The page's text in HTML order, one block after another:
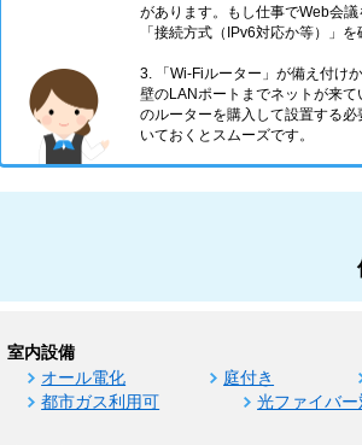
があります。もし仕事でWeb会
「接続方式（IPv6対応か等）」
3. 「Wi-Fiルーター」が備え付け
壁のLANポートまでネットが来
のルーターを購入して設置する
いておくとスムーズです。
室内設備
オール電化 庭付き
都市ガス利用可
光ファイバ